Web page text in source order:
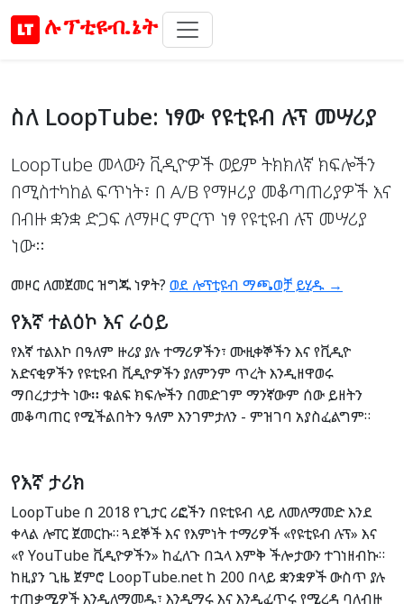
ሉፕቲዩብ.ኔት
ስለ LoopTube: ነፃው የዩቲዩብ ሉፕ መሣሪያ
LoopTube መላውን ቪዲዮዎች ወይም ትክክለኛ ክፍሎችን
በሚስተካከል ፍጥነት፣ በ A/B የማዞሪያ መቆጣጠሪያዎች እና
በብዙ ቋንቋ ድጋፍ ለማዞር ምርጥ ነፃ የዩቲዩብ ሉፕ መሣሪያ
ነው።
መዞር ለመጀመር ዝግጁ ነዎት? ወደ ሎፕቲዩብ ማጫወቻ ይሂዱ →
የእኛ ተልዕኮ እና ራዕይ
የእኛ ተልእኮ በዓለም ዙሪያ ያሉ ተማሪዎችን፣ ሙዚቀኞችን እና የቪዲዮ
አድናቂዎችን የዩቲዩብ ቪዲዮዎችን ያለምንም ጥረት እንዲዘዋወሩ
ማበረታታት ነው። ቁልፍ ክፍሎችን በመድገም ማንኛውም ሰው ይዘትን
መቆጣጠር የሚችልበትን ዓለም እንገምታለን - ምዝገባ አያስፈልግም።
የእኛ ታሪክ
LoopTube በ 2018 የጊታር ሪፎችን በዩቲዩብ ላይ ለመለማመድ እንደ
ቀላል ሎፐር ጀመርኩ። ጓደኞች እና የእምነት ተማሪዎች «የዩቲዩብ ሉፕ» እና
«የ YouTube ቪዲዮዎችን» ከፈለጉ በኋላ እምቅ ችሎታውን ተገነዘብኩ።
ከዚያን ጊዜ ጀምሮ LoopTube.net ከ 200 በላይ ቋንቋዎች ውስጥ ያሉ
ተጠቃሚዎች እንዲለማመዱ፣ እንዲማሩ እና እንዲፈጥሩ የሚረዳ ባለብዙ